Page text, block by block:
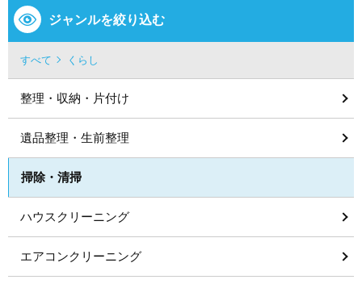
ジャンルを絞り込む
すべて くらし
整理・収納・片付け
遺品整理・生前整理
掃除・清掃
ハウスクリーニング
エアコンクリーニング